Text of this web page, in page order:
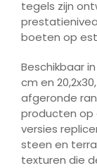
tegels zijn
boeten op
Beschikbaar
cm en
afgeronde
producten op
versies
steen en
texturen die